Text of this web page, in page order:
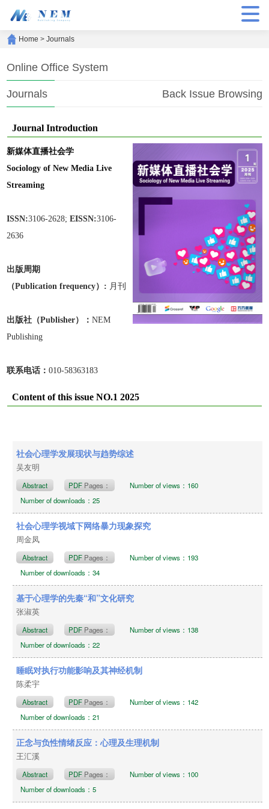
Home >Journals
Online Office System
Back Issue Browsing
Journals
Journal Introduction
新媒体直播社会学
Sociology of New Media Live
Streaming
ISSN:3106-2628;EISSN:3106-
2636
出版周期
（Publication frequency）: 月刊
出版社 （Publisher）：NEM
Publishing
联系电话：010-58363183
Content of this issue NO.1 2025
社会心理学发展现状与趋势综述
吴友明
Abstract PDF Pages：
Number of views：160
Number of downloads：25
社会心理学视域下网络暴力现象探究
周金凤
Abstract PDF Pages：
Number of views：193
Number of downloads：34
基于心理学的先秦“和”文化研究
张淑英
Abstract PDF Pages：
Number of views：138
Number of downloads：22
睡眠对执行功能影响及其神经机制
陈柔宇
Abstract PDF Pages：
Number of views：142
Number of downloads：21
正念与负性情绪反应：心理及生理机制
王汇溪
Abstract PDF Pages：
Number of views：100
Number of downloads：5